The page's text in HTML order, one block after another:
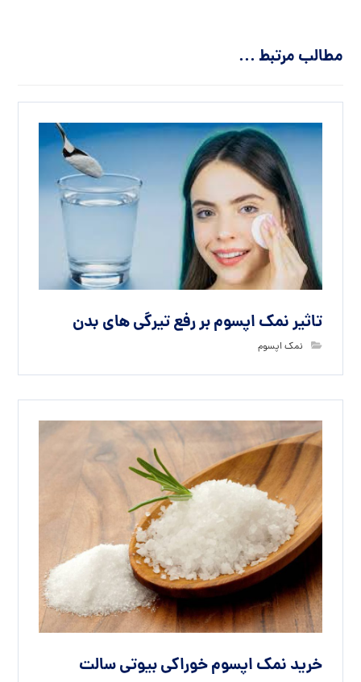
مطالب مرتبط ...
تاثیر نمک اپسوم بر رفع تیرگی های بدن
نمک اپسوم
خرید نمک اپسوم خوراکی بیوتی سالت